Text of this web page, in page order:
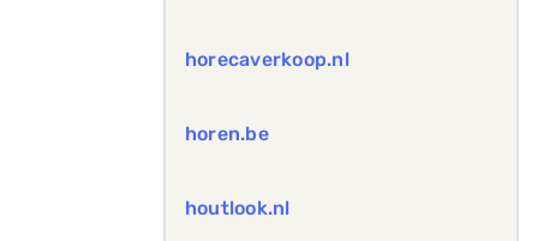
horecaverkoop.nl
horen.be
houtlook.nl